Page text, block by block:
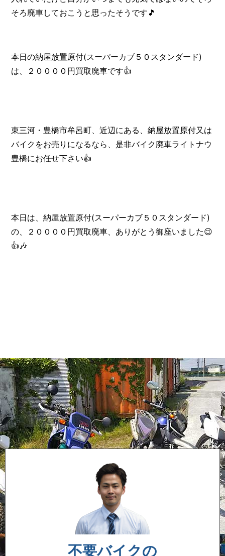
そろ廃車しておこうと思ったそうです🎵
本日の納屋放置原付(スーパーカブ５０スタンダード)
は、２００００円買取廃車です👍️
東三河・豊橋市牟呂町、近辺にある、納屋放置原付又は
バイクをお売りになるなら、是非バイク廃車ライトナウ
豊橋にお任せ下さい👍️
本日は、納屋放置原付(スーパーカブ５０スタンダード)
の、２００００円買取廃車、ありがとう御座いました😉
👍️🎶
不要バイクの